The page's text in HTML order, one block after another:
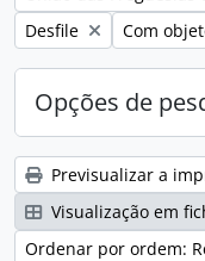
Remover filtro:
Desfile Remover
Com
Opções de
Previsualizar a
Visualização em
Ordenar por ordem: